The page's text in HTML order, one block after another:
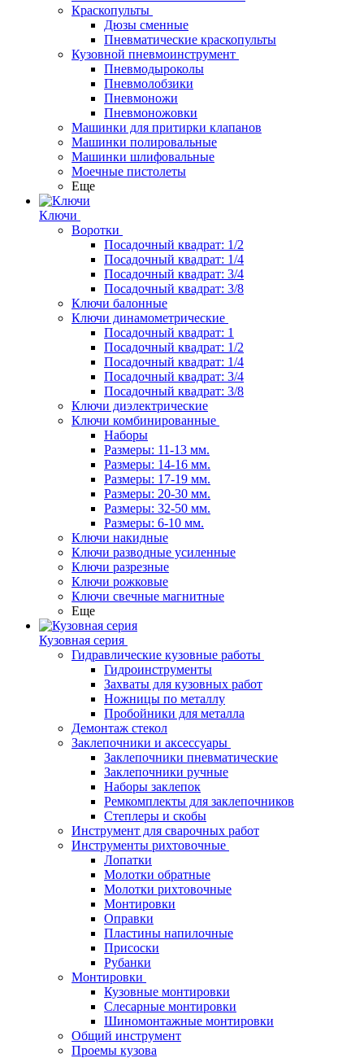
Краскопульты
Дюзы сменные
Пневматические краскопульты
Кузовной пневмоинструмент
Пневмодыроколы
Пневмолобзики
Пневмоножи
Пневмоножовки
Машинки для притирки клапанов
Машинки полировальные
Машинки шлифовальные
Моечные пистолеты
Еще
Ключи
Воротки
Посадочный квадрат: 1/2
Посадочный квадрат: 1/4
Посадочный квадрат: 3/4
Посадочный квадрат: 3/8
Ключи балонные
Ключи динамометрические
Посадочный квадрат: 1
Посадочный квадрат: 1/2
Посадочный квадрат: 1/4
Посадочный квадрат: 3/4
Посадочный квадрат: 3/8
Ключи диэлектрические
Ключи комбинированные
Наборы
Размеры: 11-13 мм.
Размеры: 14-16 мм.
Размеры: 17-19 мм.
Размеры: 20-30 мм.
Размеры: 32-50 мм.
Размеры: 6-10 мм.
Ключи накидные
Ключи разводные усиленные
Ключи разрезные
Ключи рожковые
Ключи свечные магнитные
Еще
Кузовная серия
Гидравлические кузовные работы
Гидроинструменты
Захваты для кузовных работ
Ножницы по металлу
Пробойники для металла
Демонтаж стекол
Заклепочники и аксессуары
Заклепочники пневматические
Заклепочники ручные
Наборы заклепок
Ремкомплекты для заклепочников
Степлеры и скобы
Инструмент для сварочных работ
Инструменты рихтовочные
Лопатки
Молотки обратные
Молотки рихтовочные
Монтировки
Оправки
Пластины напилочные
Присоски
Рубанки
Монтировки
Кузовные монтировки
Слесарные монтировки
Шиномонтажные монтировки
Общий инструмент
Проемы кузова